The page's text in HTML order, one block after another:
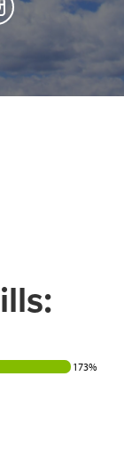
173%